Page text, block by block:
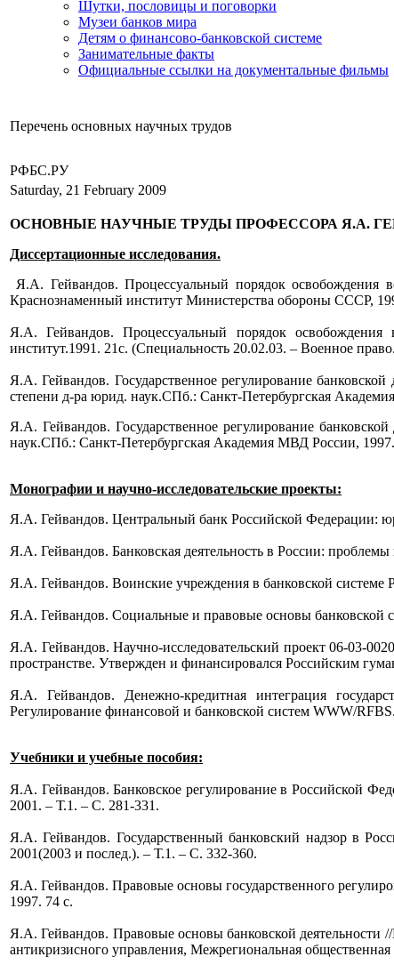
Шутки, пословицы и поговорки
Музеи банков мира
Детям о финансово-банковской системе
Занимательные факты
Официальные ссылки на документальные фильмы
Перечень основных научных трудов
РФБС.РУ
Saturday, 21 February 2009
ОСНОВНЫЕ НАУЧНЫЕ ТРУДЫ ПРОФЕССОРА Я.А.
Диссертационные исследования.
Я.А. Гейвандов. Процессуальный порядок освобождения
Краснознаменный институт Министерства обороны СССР,
Я.А. Гейвандов. Процессуальный порядок
институт.1991. 21с. (Специальность 20.02.03. – Военное
Я.А. Гейвандов. Государственное регулирование
степени д-ра юрид. наук.СПб.: Санкт-Петербургская
Я.А. Гейвандов. Государственное регулирование
наук.СПб.: Санкт-Петербургская Академия МВД России,
Монографии и научно-исследовательские проекты:
Я.А. Гейвандов. Центральный банк Российской
Я.А. Гейвандов. Банковская деятельность в России:
Я.А. Гейвандов. Воинские учреждения в банковской
Я.А. Гейвандов. Социальные и правовые основы
Я.А. Гейвандов. Научно-исследовательский проект 06-03-
пространстве. Утвержден и финансировался Российским
Я.А. Гейвандов. Денежно-кредитная интеграция
Регулирование финансовой и банковской систем WWW/
Учебники и учебные пособия:
Я.А. Гейвандов. Банковское регулирование в Российской
2001. – Т.1. – С. 281-331.
Я.А. Гейвандов. Государственный банковский надзор в
2001(2003 и послед.). – Т.1. – С. 332-360.
Я.А. Гейвандов. Правовые основы государственного
1997. 74 с.
Я.А. Гейвандов. Правовые основы банковской
антикризисного управления, Межрегиональная